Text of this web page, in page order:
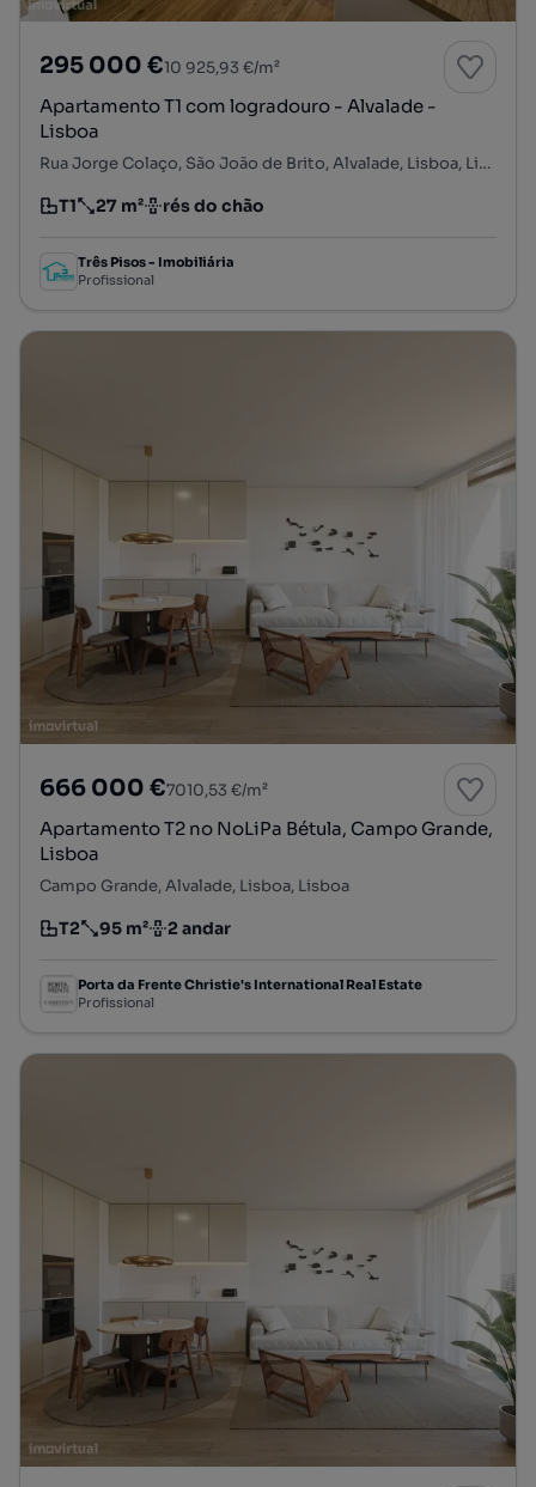
295 000 €10 925,93 €/m²
Apartamento T1 com logradouro - Alvalade -
Lisboa
Rua Jorge Colaço, São João de Brito, Alvalade, Lisboa, Lisboa
Tipologia
T1
Preço por metro quadrado
27 m²
Andar rés do chão
Três Pisos - Imobiliária
Profissional
666 000 €7010,53 €/m²
Apartamento T2 no NoLiPa Bétula, Campo Grande,
Lisboa
Campo Grande, Alvalade, Lisboa, Lisboa
Tipologia
T2
Preço por metro quadrado
95 m²
Andar 2 andar
Porta da Frente Christie's International Real Estate
Profissional